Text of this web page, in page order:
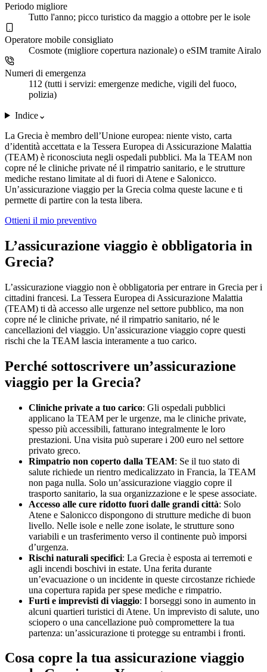
Periodo migliore
Tutto l'anno; picco turistico da maggio a ottobre per le isole
Operatore mobile consigliato
Cosmote (migliore copertura nazionale) o eSIM tramite Airalo
Numeri di emergenza
112 (tutti i servizi: emergenze mediche, vigili del fuoco,
polizia)
Indice⌄
La Grecia è membro dell’Unione europea: niente visto, carta
d’identità accettata e la Tessera Europea di Assicurazione Malattia
(TEAM) è riconosciuta negli ospedali pubblici. Ma la TEAM non
copre né le cliniche private né il rimpatrio sanitario, e le strutture
mediche restano limitate al di fuori di Atene e Salonicco.
Un’assicurazione viaggio per la Grecia colma queste lacune e ti
permette di partire con la testa libera.
Ottieni il mio preventivo
L’assicurazione viaggio è obbligatoria in
Grecia?
L’assicurazione viaggio non è obbligatoria per entrare in Grecia per i
cittadini francesi. La Tessera Europea di Assicurazione Malattia
(TEAM) ti dà accesso alle urgenze nel settore pubblico, ma non
copre né le cliniche private, né il rimpatrio sanitario, né le
cancellazioni del viaggio. Un’assicurazione viaggio copre questi
rischi che la TEAM lascia interamente a tuo carico.
Perché sottoscrivere un’assicurazione
viaggio per la Grecia?
Cliniche private a tuo carico: Gli ospedali pubblici
applicano la TEAM per le urgenze, ma le cliniche private,
spesso più accessibili, fatturano integralmente le loro
prestazioni. Una visita può superare i 200 euro nel settore
privato greco.
Rimpatrio non coperto dalla TEAM: Se il tuo stato di
salute richiede un rientro medicalizzato in Francia, la TEAM
non paga nulla. Solo un’assicurazione viaggio copre il
trasporto sanitario, la sua organizzazione e le spese associate.
Accesso alle cure ridotto fuori dalle grandi città: Solo
Atene e Salonicco dispongono di strutture mediche di buon
livello. Nelle isole e nelle zone isolate, le strutture sono
variabili e un trasferimento verso il continente può imporsi
d’urgenza.
Rischi naturali specifici: La Grecia è esposta ai terremoti e
agli incendi boschivi in estate. Una ferita durante
un’evacuazione o un incidente in queste circostanze richiede
una copertura rapida per spese mediche e rimpatrio.
Furti e imprevisti di viaggio: I borseggi sono in aumento in
alcuni quartieri turistici di Atene. Un imprevisto di salute, uno
sciopero o una cancellazione può compromettere la tua
partenza: un’assicurazione ti protegge su entrambi i fronti.
Cosa copre la tua assicurazione viaggio